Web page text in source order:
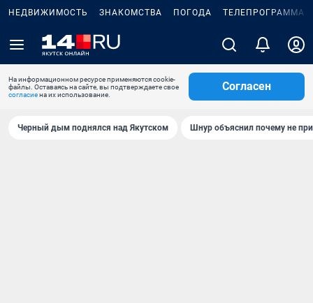
НЕДВИЖИМОСТЬ ЗНАКОМСТВА ПОГОДА ТЕЛЕПРОГРАММА
На информационном ресурсе применяются cookie-
файлы. Оставаясь на сайте, вы подтверждаете свое
согласиена их использование.
Согласен
Черный дым поднялся над Якутском Шнур объяснил почему не